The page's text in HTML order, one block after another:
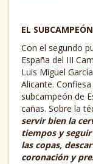
EL SUBCAMPEÓN
Con el segundo
España del III
Luis Miguel
Alicante.
subcampeón de
cañas. Sobre la
servir bien la
tiempos y
las copas,
coronación y